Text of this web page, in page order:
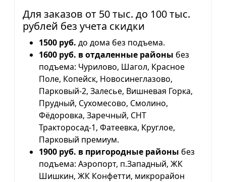
Для заказов от 50 тыс. до 100 тыс.
рублей без учета скидки
1500 руб. до дома без подъема.
1600 руб. в отдаленные районы без
подъема: Чурилово, Шагол, Красное
Поле, Копейск, Новосинеглазово,
Парковый-2, Залесье, Вишневая Горка,
Прудный, Сухомесово, Смолино,
Фёдоровка, Заречный, СНТ
Тракторосад-1, Фатеевка, Круглое,
Парковый премиум.
1900 руб. в пригородные районы без
подъема: Аэропорт, п.Западный, ЖК
Шишкин, ЖК Конфетти, микрорайон